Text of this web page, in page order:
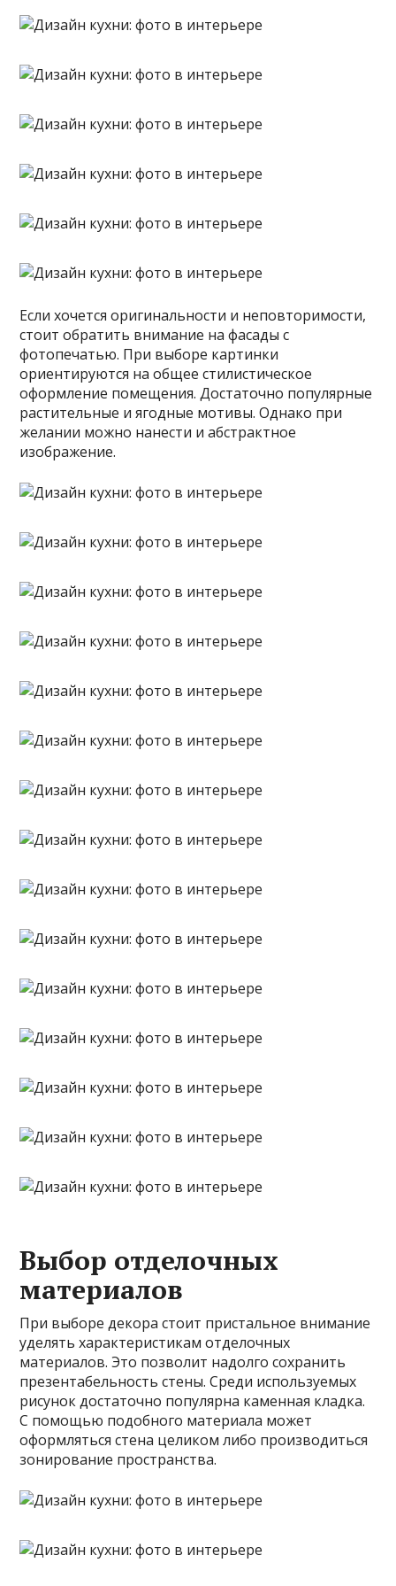
Если хочется оригинальности и неповторимости,
стоит обратить внимание на фасады с
фотопечатью. При выборе картинки
ориентируются на общее стилистическое
оформление помещения. Достаточно популярные
растительные и ягодные мотивы. Однако при
желании можно нанести и абстрактное
изображение.
Выбор отделочных
материалов
При выборе декора стоит пристальное внимание
уделять характеристикам отделочных
материалов. Это позволит надолго сохранить
презентабельность стены. Среди используемых
рисунок достаточно популярна каменная кладка.
С помощью подобного материала может
оформляться стена целиком либо производиться
зонирование пространства.